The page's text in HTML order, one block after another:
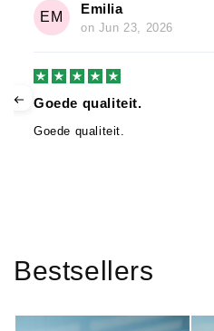
EM
Emilia
on Jun 23, 2026
Goede qualiteit.
Goede qualiteit.
Bestsellers